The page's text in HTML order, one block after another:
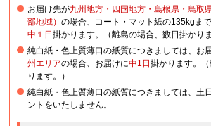
お届け先が九州地方・四国地方・島根県・鳥取
部地域）の場合、コート・マット紙の135kgま
中１日掛かります。（離島の場合、数日掛かり
純白紙・色上質薄口の紙質につきましては、お
州エリアの場合、お届けに中1日掛かります。
ります。）
純白紙・色上質薄口の紙質につきましては、土
ントをいたしません。